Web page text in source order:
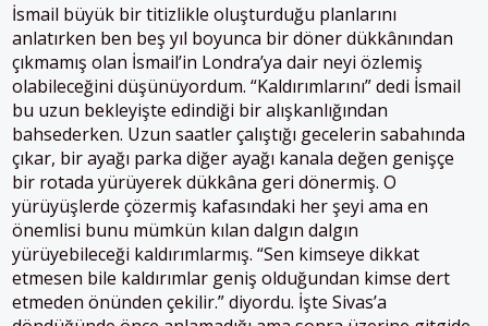
İsmail büyük bir titizlikle oluşturduğu planlarını
anlatırken ben beş yıl boyunca bir döner dükkânından
çıkmamış olan İsmail’in Londra’ya dair neyi özlemiş
olabileceğini düşünüyordum. “Kaldırımlarını” dedi İsmail
bu uzun bekleyişte edindiği bir alışkanlığından
bahsederken. Uzun saatler çalıştığı gecelerin sabahında
çıkar, bir ayağı parka diğer ayağı kanala değen genişçe
bir rotada yürüyerek dükkâna geri dönermiş. O
yürüyüşlerde çözermiş kafasındaki her şeyi ama en
önemlisi bunu mümkün kılan dalgın dalgın
yürüyebileceği kaldırımlarmış. “Sen kimseye dikkat
etmesen bile kaldırımlar geniş olduğundan kimse dert
etmeden önünden çekilir.” diyordu. İşte Sivas’a